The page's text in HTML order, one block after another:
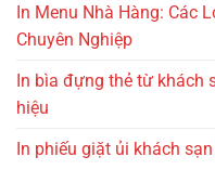
In Menu Nhà Hàng: Các
Chuyên Nghiệp
In bìa đựng thẻ từ khách
hiệu
In phiếu giặt ủi khách